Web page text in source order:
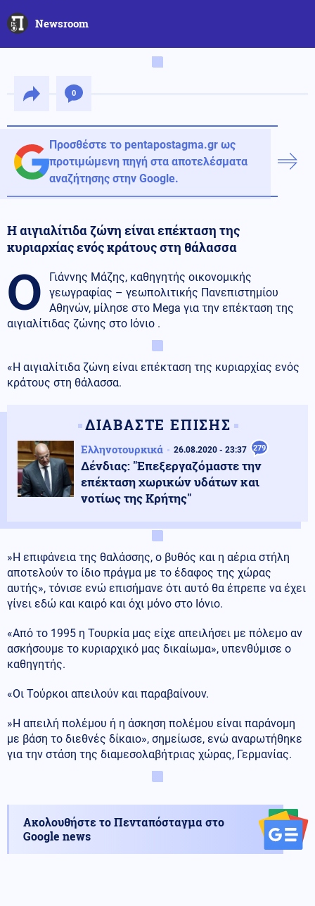
Newsroom
0
Προσθέστε το pentapostagma.gr ως
προτιμώμενη πηγή στα αποτελέσματα
αναζήτησης στην Google.
Η αιγιαλίτιδα ζώνη είναι επέκταση της
κυριαρχίας ενός κράτους στη θάλασσα
Ο
Γιάννης Μάζης, καθηγητής οικονομικής
γεωγραφίας – γεωπολιτικής Πανεπιστημίου
Αθηνών, μίλησε στο Mega για την επέκταση της
αιγιαλίτιδας ζώνης στο Ιόνιο .
«Η αιγιαλίτιδα ζώνη είναι επέκταση της κυριαρχίας ενός
κράτους στη θάλασσα.
ΔΙΑΒΑΣΤΕ ΕΠΙΣΗΣ
Ελληνοτουρκικά 26.08.2020 - 23:37 279
Δένδιας: "Επεξεργαζόμαστε την
επέκταση χωρικών υδάτων και
νοτίως της Κρήτης"
»Η επιφάνεια της θαλάσσης, ο βυθός και η αέρια στήλη
αποτελούν το ίδιο πράγμα με το έδαφος της χώρας
αυτής», τόνισε ενώ επισήμανε ότι αυτό θα έπρεπε να έχει
γίνει εδώ και καιρό και όχι μόνο στο Ιόνιο.
«Από το 1995 η Τουρκία μας είχε απειλήσει με πόλεμο αν
ασκήσουμε το κυριαρχικό μας δικαίωμα», υπενθύμισε ο
καθηγητής.
«Οι Τούρκοι απειλούν και παραβαίνουν.
»Η απειλή πολέμου ή η άσκηση πολέμου είναι παράνομη
με βάση το διεθνές δίκαιο», σημείωσε, ενώ αναρωτήθηκε
για την στάση της διαμεσολαβήτριας χώρας, Γερμανίας.
Ακολουθήστε το Πενταπόσταγμα στο
Google news